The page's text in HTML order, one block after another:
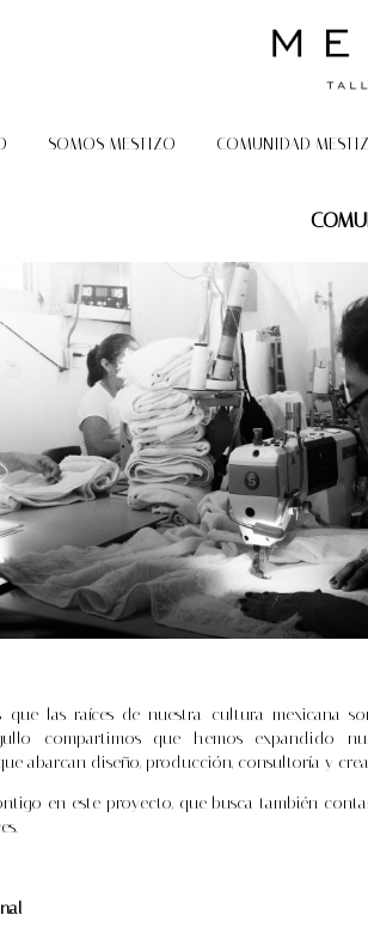
SOMOS MESTIZO COMUNIDAD
que las raíces de nuestra cultura mexicana
compartimos que hemos expandido
abarcan diseño, producción, consultoría y
en este proyecto, que busca también